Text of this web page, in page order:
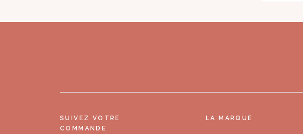
SUIVEZ VOTRE
COMMANDE
LA MARQUE